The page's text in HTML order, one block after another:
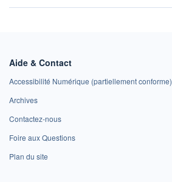
Aide & Contact
Accessibilité Numérique (partiellement conforme)
Archives
Contactez-nous
Foire aux Questions
Plan du site